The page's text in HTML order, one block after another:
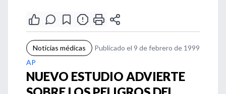
Noticias médicas
Publicado el 9 de febrero de 1999
AP
NUEVO ESTUDIO ADVIERTE